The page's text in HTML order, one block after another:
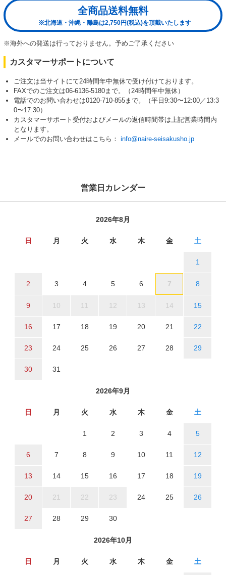
全商品送料無料
※北海道・沖縄・離島は2,750円(税込)を頂戴いたします
※海外への発送は行っておりません。予めご了承ください
カスタマーサポートについて
ご注文は当サイトにて24時間年中無休で受け付けております。
FAXでのご注文は06-6136-5180まで。（24時間年中無休）
電話でのお問い合わせは0120-710-855まで。（平日9:30〜12:00／13:3
0〜17:30）
カスタマーサポート受付およびメールの返信時間帯は上記営業時間内
となります。
メールでのお問い合わせはこちら： info@naire-seisakusho.jp
営業日カレンダー
2026年8月
日 月 火 水 木 金 土
1
2 3 4 5 6 7 8
9 10 11 12 13 14 15
16 17 18 19 20 21 22
23 24 25 26 27 28 29
30 31
2026年9月
日 月 火 水 木 金 土
1 2 3 4 5
6 7 8 9 10 11 12
13 14 15 16 17 18 19
20 21 22 23 24 25 26
27 28 29 30
2026年10月
日 月 火 水 木 金 土